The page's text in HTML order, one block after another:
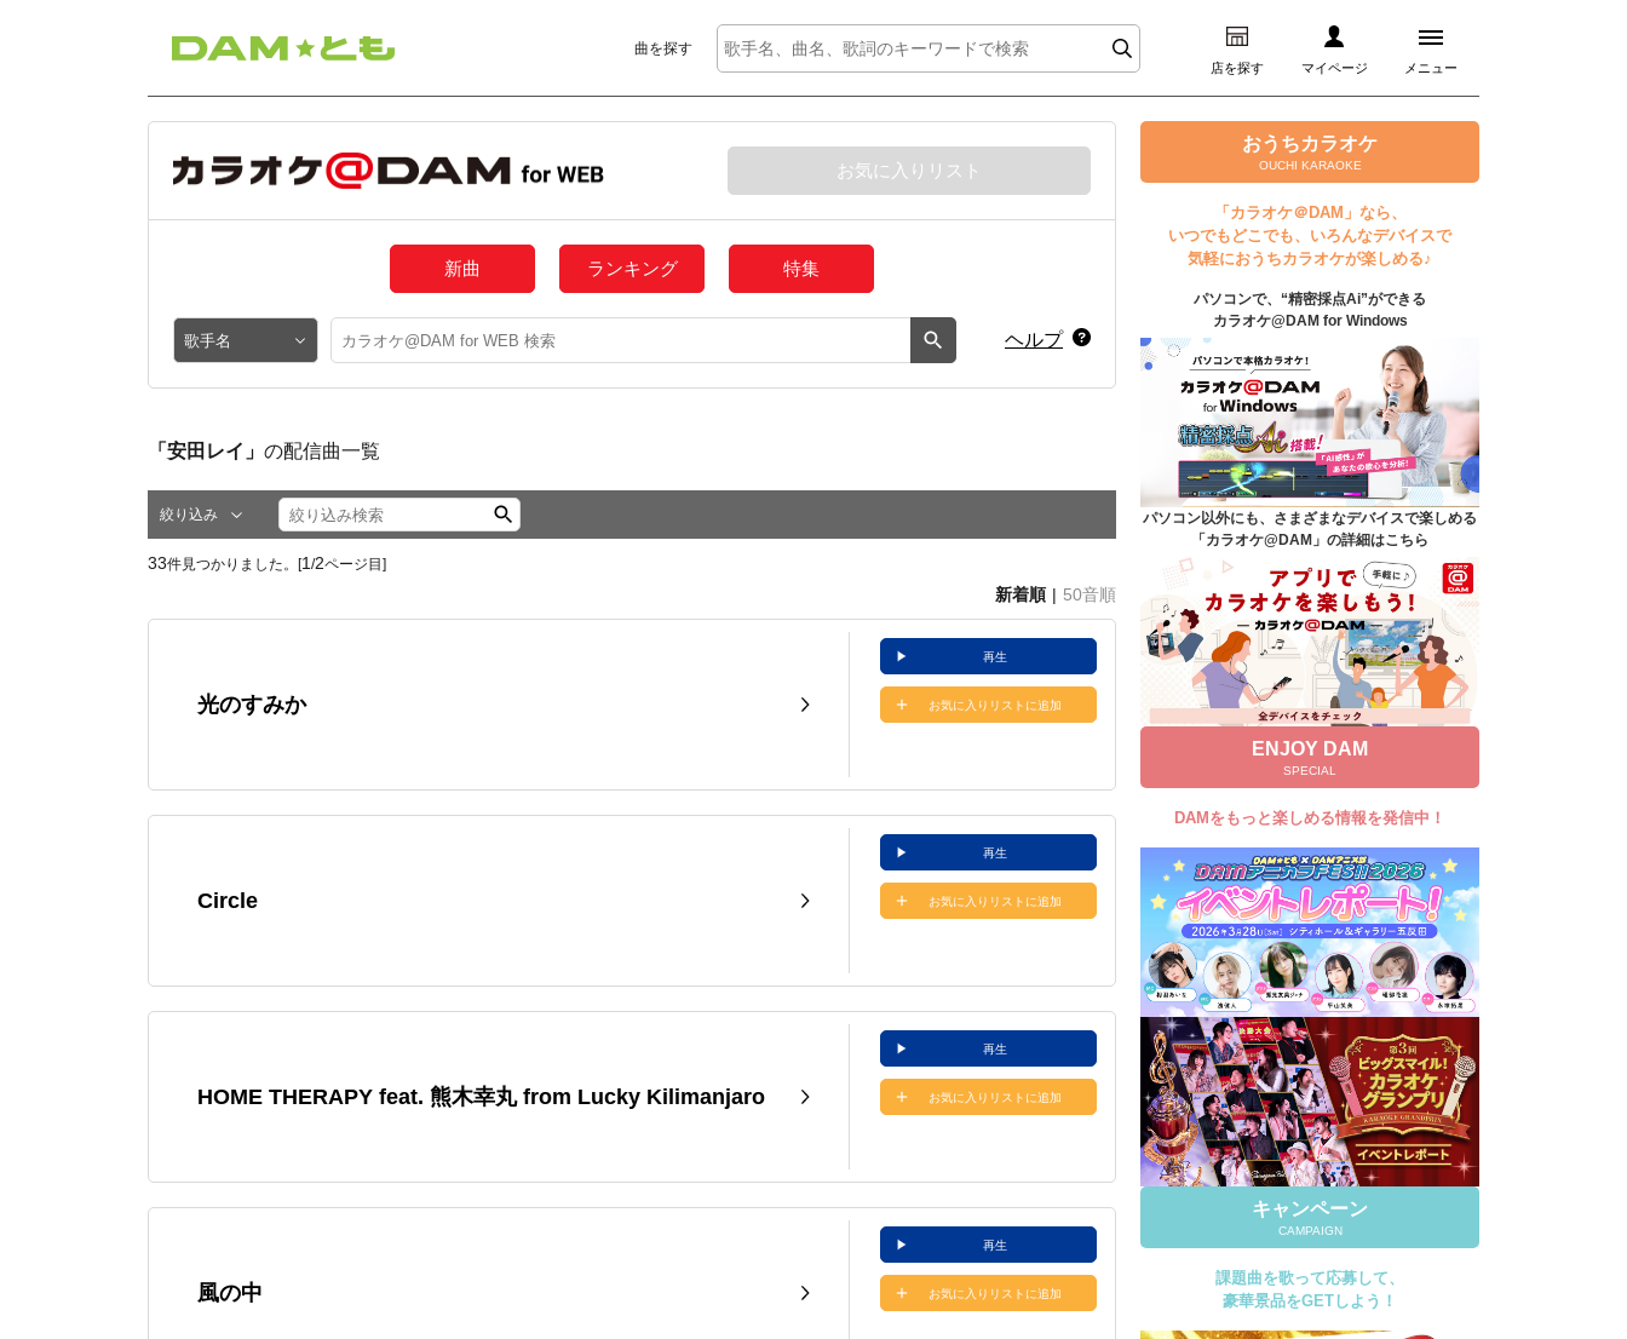
曲を探す
店を探す マイページ メニュー
ログイン
マイページ
プレミアムサービス
DAM★とも動画
DAM★とも録音
カラオケ＠DAM
ユーザー検索
キャンペーン
よくあるご質問
DAMの新曲・ランキングなど
カラオケ最新情報をチェック！
自宅でカラオケ歌い放題！
家族や友達と一緒に！練習にも！
お気に入りリスト
新曲 ランキング 特集
ヘルプ
「安田レイ」 の配信曲一覧
絞り込み
33件見つかりました。[1 /2ページ目]
新着順 50音順
光のすみか
再生
お気に入りリストに追加
Circle
再生
お気に入りリストに追加
HOME THERAPY feat. 熊木幸丸 from Lucky Kilimanjaro
再生
お気に入りリストに追加
風の中
再生
お気に入りリストに追加
おうちカラオケ
OUCHI KARAOKE
「カラオケ＠DAM」なら、
いつでもどこでも、いろんなデバイスで
気軽におうちカラオケが楽しめる♪
パソコンで、“精密採点Ai”ができる
カラオケ@DAM for Windows
パソコン以外にも、さまざまなデバイスで楽しめる
「カラオケ@DAM」の詳細はこちら
ENJOY DAM
SPECIAL
DAMをもっと楽しめる情報を発信中！
キャンペーン
CAMPAIGN
課題曲を歌って応募して、
豪華景品をGETしよう！